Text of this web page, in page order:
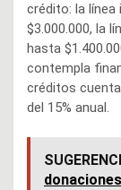
crédito: la línea
$3.000.000, la
hasta
contempla
créditos
del 15% anual.